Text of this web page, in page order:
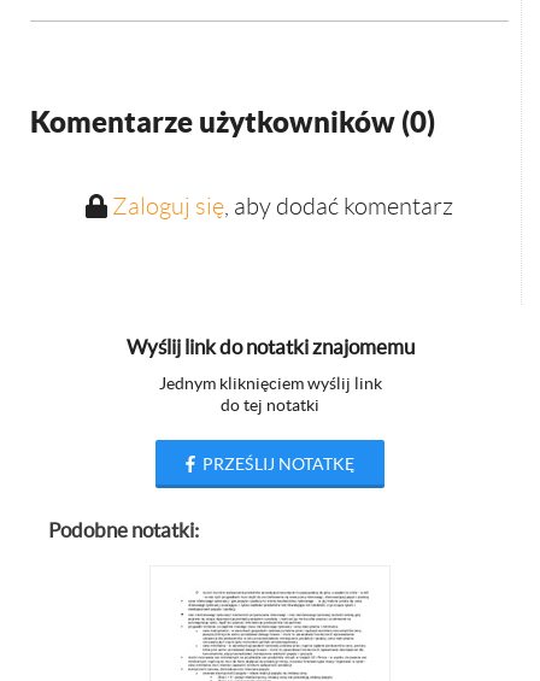
Komentarze użytkowników (0)
Zaloguj się, aby dodać komentarz
Wyślij link do notatki znajomemu
Jednym kliknięciem wyślij link
do tej notatki
PRZEŚLIJ NOTATKĘ
Podobne notatki: